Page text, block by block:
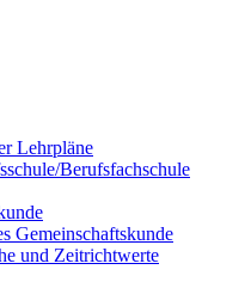
Lehrpläne
Berufsfachschule
Gemeinschaftskunde
und Zeitrichtwerte